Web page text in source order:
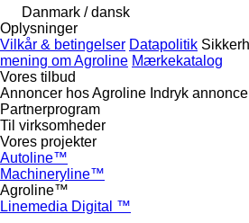
Danmark / dansk
Oplysninger
Vilkår & betingelser Datapolitik
mening om Agroline Mærkekatalog
Vores tilbud
Annoncer hos Agroline Indryk annonce
Partnerprogram
Til virksomheder
Vores projekter
Autoline™
Machineryline™
Agroline™
Linemedia Digital ™